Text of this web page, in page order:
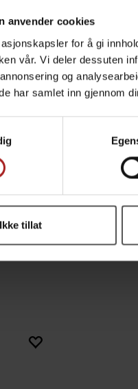
anvender cookies
for å gi
vår. Vi deler dessuten
og
har samlet inn gjennom
Ikke tillat